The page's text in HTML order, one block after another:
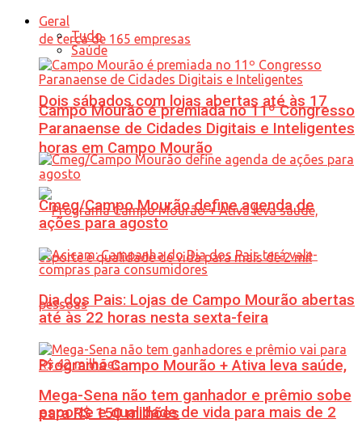
Dois sábados com lojas abertas até às 17
horas em Campo Mourão
Programa Campo Mourão + Ativa leva saúde,
esporte e qualidade de vida para mais de 2
Geral
Tudo
Saúde
Campo Mourão é premiada no 11º Congresso
Paranaense de Cidades Digitais e Inteligentes
Cmeg/Campo Mourão define agenda de
ações para agosto
Dia dos Pais: Lojas de Campo Mourão abertas
até às 22 horas nesta sexta-feira
Mega-Sena não tem ganhador e prêmio sobe
para R$ 150 milhões